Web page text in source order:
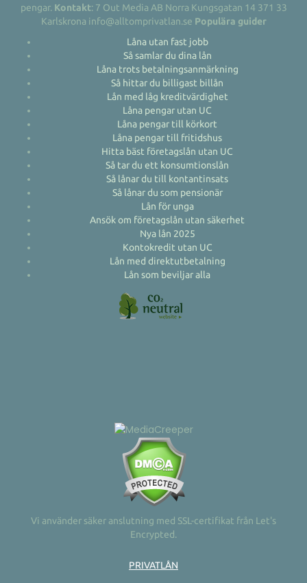
pengar. Kontakt: 7 Out Media AB Norra Kungsgatan 14 371 33
Karlskrona info@alltomprivatlan.se Populära guider
Låna utan fast jobb
Så samlar du dina lån
Låna trots betalningsanmärkning
Så hittar du billigast billån
Lån med låg kreditvärdighet
Låna pengar utan UC
Låna pengar till körkort
Låna pengar till fritidshus
Hitta bäst företagslån utan UC
Så tar du ett konsumtionslån
Så lånar du till kontantinsats
Så lånar du som pensionär
Lån för unga
Ansök om företagslån utan säkerhet
Nya lån 2025
Kontokredit utan UC
Lån med direktutbetalning
Lån som beviljar alla
Vi använder säker anslutning med SSL-certifikat från Let's
Encrypted.
PRIVATLÅN